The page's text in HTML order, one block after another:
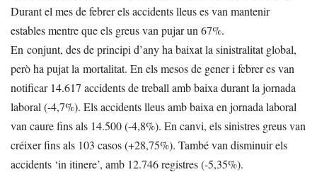
Durant el mes de febrer els accidents lleus es van mantenir
estables mentre que els greus van pujar un 67%.
En conjunt, des de principi d’any ha baixat la sinistralitat global,
però ha pujat la mortalitat. En els mesos de gener i febrer es van
notificar 14.617 accidents de treball amb baixa durant la jornada
laboral (-4,7%). Els accidents lleus amb baixa en jornada laboral
van caure fins als 14.500 (-4,8%). En canvi, els sinistres greus van
créixer fins als 103 casos (+28,75%). També van disminuir els
accidents ‘in itinere’, amb 12.746 registres (-5,35%).